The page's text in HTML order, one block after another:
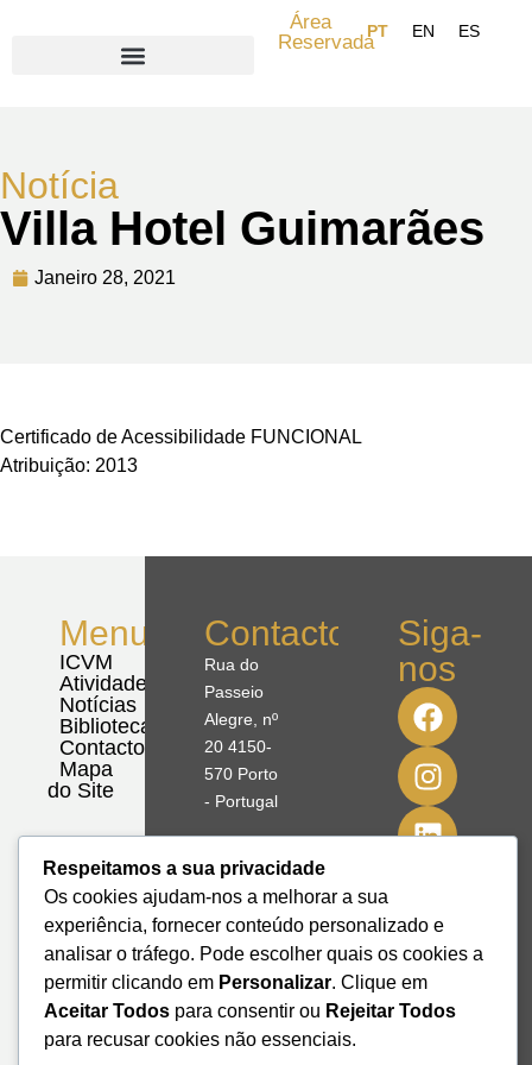
Área
Reservada
Notícia
Villa Hotel Guimarães
Janeiro 28, 2021
Certificado de Acessibilidade FUNCIONAL
Atribuição: 2013
Menu
ICVM
Atividades
Notícias
Biblioteca
Contactos
Mapa
do Site
Contactos
Rua do
Passeio
Alegre, nº
20 4150-
570 Porto
- Portugal
41º08'51,70"
W
+351 228
328 115
geral@institutodemobilidade.org
Siga-
nos
Respeitamos a sua privacidade
Os cookies ajudam-nos a melhorar a sua
experiência, fornecer conteúdo personalizado e
analisar o tráfego. Pode escolher quais os cookies a
permitir clicando em Personalizar. Clique em
Aceitar Todos para consentir ou Rejeitar Todos
para recusar cookies não essenciais.